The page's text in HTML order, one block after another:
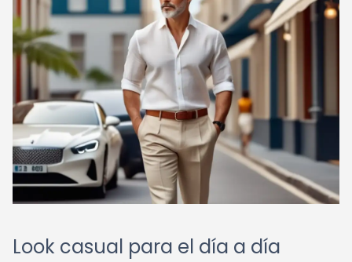
Look casual para el día a día